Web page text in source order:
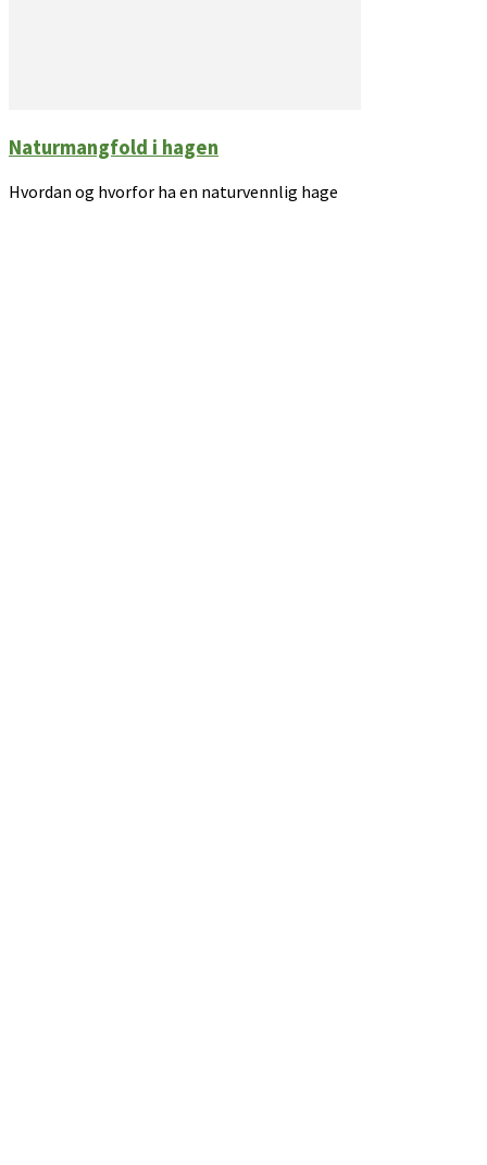
Naturmangfold i hagen
Hvordan og hvorfor ha en naturvennlig hage